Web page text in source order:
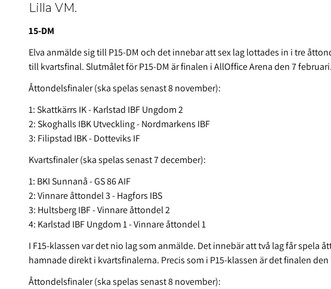
Lilla VM.
15-DM
Elva anmälde sig till P15-DM och det innebar att sex lag lottades in i tre
till kvartsfinal. Slutmålet för P15-DM är finalen i AllOffice Arena den 7 februari.
Åttondelsfinaler (ska spelas senast 8 november):
1: Skattkärrs IK - Karlstad IBF Ungdom 2
2: Skoghalls IBK Utveckling - Nordmarkens IBF
3: Filipstad IBK - Dotteviks IF
Kvartsfinaler (ska spelas senast 7 december):
1: BKI Sunnanå - GS 86 AIF
2: Vinnare åttondel 3 - Hagfors IBS
3: Hultsberg IBF - Vinnare åttondel 2
4: Karlstad IBF Ungdom 1 - Vinnare åttondel 1
I F15-klassen var det nio lag som anmälde. Det innebär att två lag får spela
hamnade direkt i kvartsfinalerna. Precis som i P15-klassen är det finalen
Åttondelsfinaler (ska spelas senast 8 november):